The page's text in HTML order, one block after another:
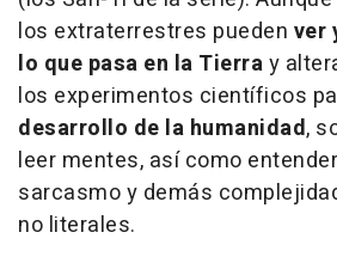
los extraterrestres pueden ver
lo que pasa en la Tierray
los experimentos científicos
desarrollo de la humanidad,
leer mentes, así como
sarcasmo y demás
no literales.